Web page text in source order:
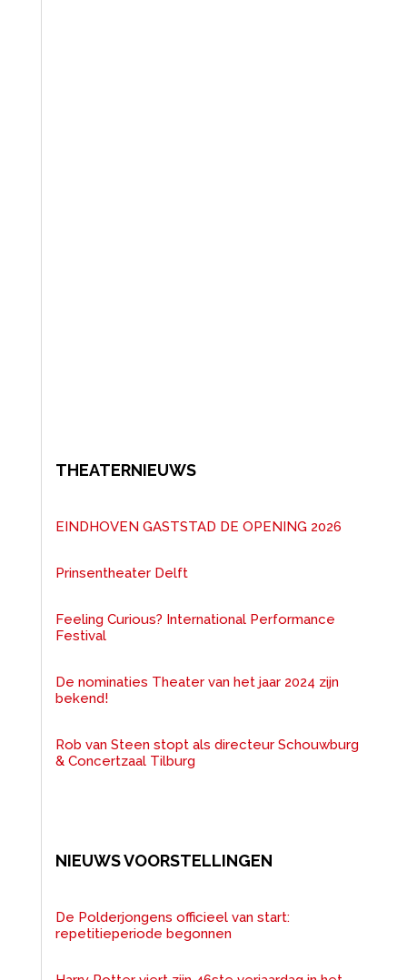
THEATERNIEUWS
EINDHOVEN GASTSTAD DE OPENING 2026
Prinsentheater Delft
Feeling Curious? International Performance
Festival
De nominaties Theater van het jaar 2024 zijn
bekend!
Rob van Steen stopt als directeur Schouwburg
& Concertzaal Tilburg
NIEUWS VOORSTELLINGEN
De Polderjongens officieel van start:
repetitieperiode begonnen